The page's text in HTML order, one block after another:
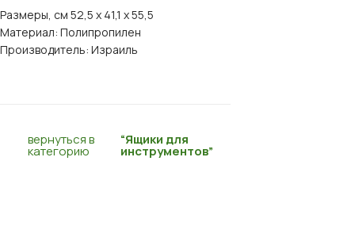
Размеры, см 52,5 x 41,1 x 55,5
Материал: Полипропилен
Производитель: Израиль
вернуться в
категорию
“Ящики для
инструментов”